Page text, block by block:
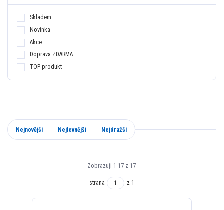
Skladem
Novinka
Akce
Doprava ZDARMA
TOP produkt
Nejnovější Nejlevnější Nejdražší
Zobrazuji 1-17 z 17
strana z 1